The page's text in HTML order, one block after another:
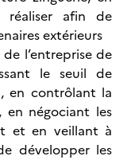
réaliser afin de
extérieurs
l’entreprise de
le seuil de
en contrôlant la
négociant les
et en veillant à
développer les